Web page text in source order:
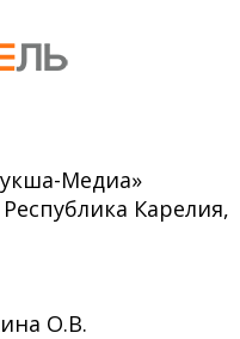
Медиа»
Карелия,
О.В.